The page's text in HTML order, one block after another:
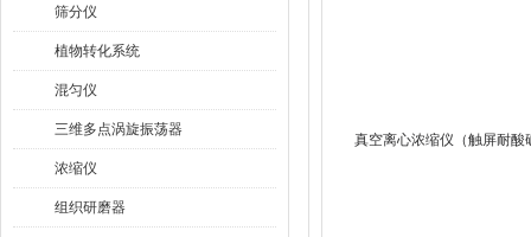
筛分仪
植物转化系统
混匀仪
三维多点涡旋振荡器
浓缩仪
组织研磨器